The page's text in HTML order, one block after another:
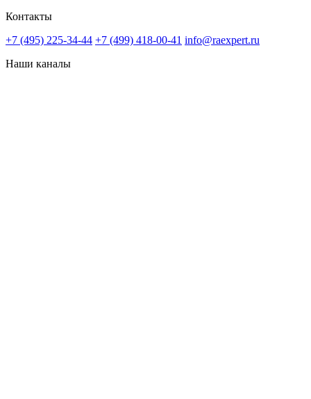
Контакты
+7 (495) 225-34-44 +7 (499) 418-00-41 info@raexpert.ru
Наши каналы